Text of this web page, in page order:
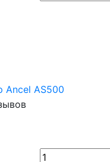
Ancel AS500